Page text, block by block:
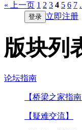
« 上一页 1 2 3 4 5 6 7
登录 立即注册
版块列
论坛指南
【桥梁之家指南
【疑难交流】